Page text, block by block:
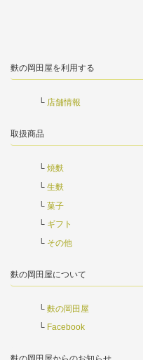
麩の岡田屋を利用する
店舗情報
取扱商品
焼麩
生麩
菓子
ギフト
その他
麩の岡田屋について
麩の岡田屋
Facebook